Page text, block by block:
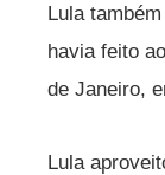
Lula
havia feito
de Janeiro,
Lula